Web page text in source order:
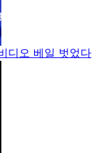
디오 베일 벗었다